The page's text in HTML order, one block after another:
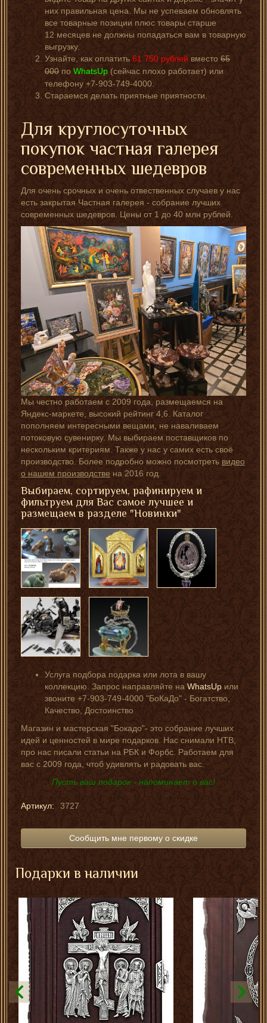
них правильная цена. Мы не успеваем обновлять
все товарные позиции плюс товары старше
12 месяцев не должны попадаться вам в товарную
выгрузку.
Узнайте, как оплатить61 750 рублей вместо65
000поWhatsUp (сейчас плохо работает) или
телефону +7-903-749-4000.
Стараемся делать приятные приятности.
Для круглосуточных
покупок частная галерея
современных шедевров
Для очень срочных и очень отвественных случаев у нас
есть закрытая Частная галерея - собрание лучших
современных шедевров. Цены от 1 до 40 млн рублей.
Мы честно работаем с 2009 года, размещаемся на
Яндекс-маркете, высокий рейтинг 4,6. Каталог
пополняем интересными вещами, не наваливаем
потоковую сувенирку. Мы выбираем поставщиков по
нескольким критериям. Также у нас у самих есть своё
производство. Более подробно можно посмотретьвидео
о нашем производстве на 2016 год.
Выбираем, сортируем, рафинируем и
фильтруем для Вас самое лучшее и
размещаем в разделе "Новинки"
Услуга подбора подарка или лота в вашу
коллекцию. Запрос направляйте на WhatsUpили
звоните +7-903-749-4000 "БоКаДо" - Богатство,
Качество, Достоинство
Магазин и мастерская "Бокадо"- это собрание лучших
идей и ценностей в мире подарков. Нас снимали НТВ,
про нас писали статьи на РБК и Форбс. Работаем для
вас с 2009 года, чтоб удивлять и радовать вас.
Пусть ваш подарок - напоминает о вас!
Артикул: 3727
Сообщить мне первому о скидке
Подарки в наличии